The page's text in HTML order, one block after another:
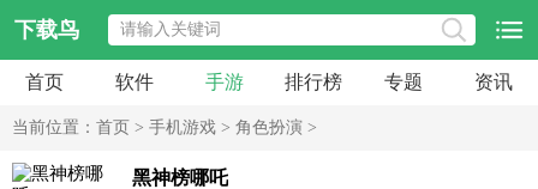
下载鸟
首页 软件 手游 排行榜 专题 资讯
当前位置： 首页 > 手机游戏 > 角色扮演 >
黑神榜哪吒